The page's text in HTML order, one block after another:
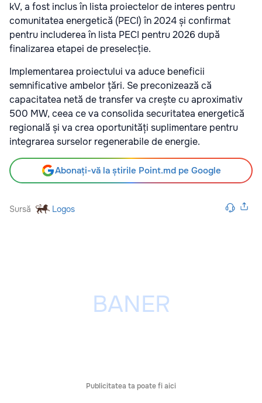
kV, a fost inclus în lista proiectelor de interes pentru
comunitatea energetică (PECI) în 2024 și confirmat
pentru includerea în lista PECI pentru 2026 după
finalizarea etapei de preselecție.
Implementarea proiectului va aduce beneficii
semnificative ambelor țări. Se preconizează că
capacitatea netă de transfer va crește cu aproximativ
500 MW, ceea ce va consolida securitatea energetică
regională și va crea oportunități suplimentare pentru
integrarea surselor regenerabile de energie.
Abonați-vă la știrile Point.md pe Google
Sursă Logos
Publicitatea ta poate fi aici